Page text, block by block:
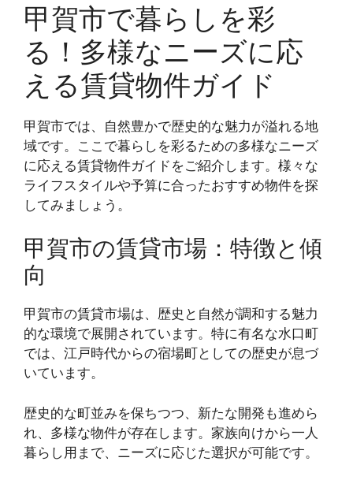
甲賀市で暮らしを彩
る！多様なニーズに応
える賃貸物件ガイド
甲賀市では、自然豊かで歴史的な魅力が溢れる地
域です。ここで暮らしを彩るための多様なニーズ
に応える賃貸物件ガイドをご紹介します。様々な
ライフスタイルや予算に合ったおすすめ物件を探
してみましょう。
甲賀市の賃貸市場：特徴と傾
向
甲賀市の賃貸市場は、歴史と自然が調和する魅力
的な環境で展開されています。特に有名な水口町
では、江戸時代からの宿場町としての歴史が息づ
いています。
歴史的な町並みを保ちつつ、新たな開発も進めら
れ、多様な物件が存在します。家族向けから一人
暮らし用まで、ニーズに応じた選択が可能です。